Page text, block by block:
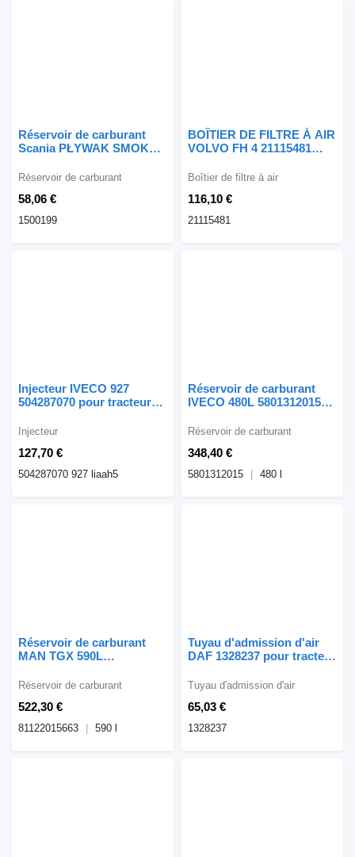
Réservoir de carburant
Scania PŁYWAK SMOK
1500199 pour tracteur
58,06 €
Réservoir de carburant
1500199
BOÎTIER DE FILTRE À AIR
VOLVO FH 4 21115481
116,10 €
Boîtier de filtre à air
21115481
Injecteur IVECO 927
504287070 pour tracteur
127,70 €
Injecteur
504287070 927 liaah5
Réservoir de carburant
IVECO 480L 5801312015
348,40 €
Réservoir de carburant
5801312015 480 l
Réservoir de carburant
MAN TGX 590L
routier MAN TGX
522,30 €
Réservoir de carburant
81122015663 590 l
Tuyau d'admission d'air
DAF 1328237 pour tracteur
65,03 €
Tuyau d'admission d'air
1328237